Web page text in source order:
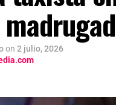
on 2 julio, 2026